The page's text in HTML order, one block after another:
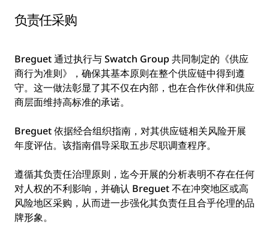
负责任采购
Breguet 通过执行与 Swatch Group 共同制定的《供应
商行为准则》，确保其基本原则在整个供应链中得到遵
守。这一做法彰显了其不仅在内部，也在合作伙伴和供应
商层面维持高标准的承诺。
Breguet 依据经合组织指南，对其供应链相关风险开展
年度评估。该指南倡导采取五步尽职调查程序。
遵循其负责任治理原则，迄今开展的分析表明不存在任何
对人权的不利影响，并确认 Breguet 不在冲突地区或高
风险地区采购，从而进一步强化其负责任且合乎伦理的品
牌形象。